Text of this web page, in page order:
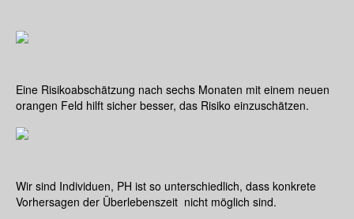
Eine Risikoabschätzung nach sechs Monaten mit einem neuen
orangen Feld hilft sicher besser, das Risiko einzuschätzen.
Wir sind Individuen, PH ist so unterschiedlich, dass konkrete
Vorhersagen der Überlebenszeit nicht möglich sind.